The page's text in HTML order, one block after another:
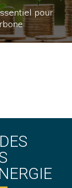
pour